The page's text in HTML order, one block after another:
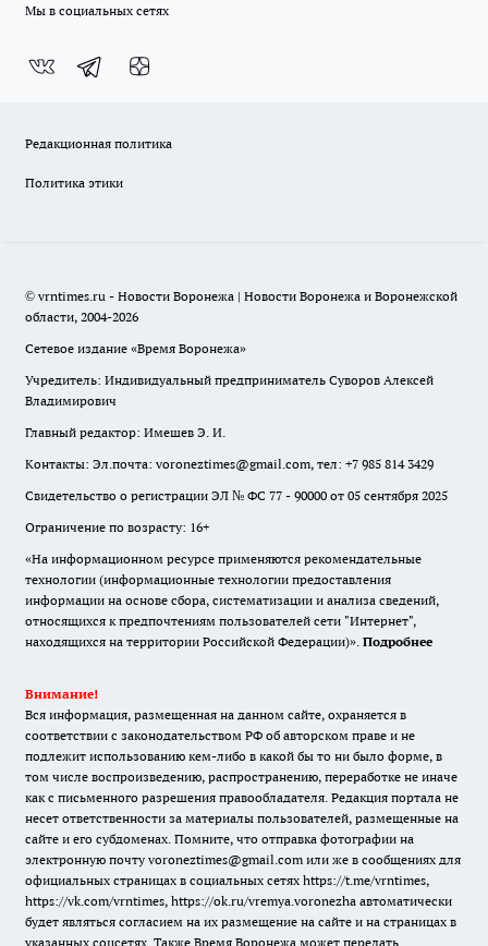
Мы в социальных сетях
Редакционная политика
Политика этики
© vrntimes.ru - Новости Воронежа | Новости Воронежа и Воронежской
области, 2004-2026
Сетевое издание «Время Воронежа»
Учредитель: Индивидуальный предприниматель Суворов Алексей
Владимирович
Главный редактор: Имешев Э. И.
Контакты: Эл.почта: voroneztimes@gmail.com, тел: +7 985 814 3429
Свидетельство о регистрации ЭЛ № ФС 77 - 90000 от 05 сентября 2025
Ограничение по возрасту: 16+
«На информационном ресурсе применяются рекомендательные
технологии (информационные технологии предоставления
информации на основе сбора, систематизации и анализа сведений,
относящихся к предпочтениям пользователей сети "Интернет",
находящихся на территории Российской Федерации)». Подробнее
Внимание!
Вся информация, размещенная на данном сайте, охраняется в
соответствии с законодательством РФ об авторском праве и не
подлежит использованию кем-либо в какой бы то ни было форме, в
том числе воспроизведению, распространению, переработке не иначе
как с письменного разрешения правообладателя. Редакция портала не
несет ответственности за материалы пользователей, размещенные на
сайте и его субдоменах. Помните, что отправка фотографии на
электронную почту voroneztimes@gmail.com или же в сообщениях для
официальных страницах в социальных сетях https://t.me/vrntimes,
https://vk.com/vrntimes, https://ok.ru/vremya.voronezha автоматически
будет являться согласием на их размещение на сайте и на страницах в
указанных соцсетях. Также Время Воронежа может передать